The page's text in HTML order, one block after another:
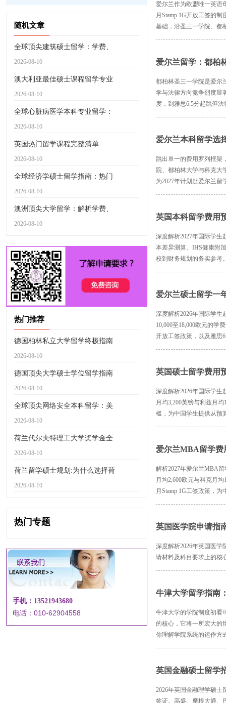
随机文章
全球顶尖建筑硕士留学：学费、
2026-08-10
澳大利亚最佳硕士课程留学专业
2026-08-10
全球心脏病医学本科专业留学：
2026-08-10
英国热门留学课程完整清单
2026-08-10
全球经济学硕士留学指南：热门
2026-08-10
澳洲顶尖大学留学：解析学费、
2026-08-10
热门推荐
德国柏林私立大学留学终极指南
2026-08-10
德国顶尖大学硕士学位留学指南
2026-08-10
全球顶尖网络安全本科留学：美
2026-08-10
荷兰代尔夫特理工大学奖学金全
2026-08-10
荷兰留学硕士规划:为什么选择荷
2026-08-10
热门专题
手机：13521943680
电话：010-62904558
爱尔兰作为欧盟唯一英语
月Stamp 1G开放工签的
基础，沿圣三一学院、都
爱尔兰留学：都柏
都柏林圣三一学院是爱尔
学与法律方向竞争烈度显
度，到雅思6.5分起跳但
爱尔兰本科留学选
跳出单一的费用罗列框架
院、都柏林大学与科克大
为2027年计划赴爱尔兰留
英国本科留学费用
深度解析2027年国际学
本差异测算、IHS健康附
校到财务规划的务实参考
爱尔兰硕士留学一
深度解析2026年国际学生
10,000至18,000欧元的学
开放工签政策，以及雅思
英国硕士留学费用
深度解析2026年国际学生
月均3,200英镑与利兹月
槛，为中国学生提供从预
爱尔兰MBA留学费
解析2027年爱尔兰MBA
月均2,600欧元与科克月
月Stamp 1G工签政策，
英国医学院申请指
深度解析2026年英国医
请材料及科目要求上的核
牛津大学留学指南
牛津大学的学院制度初看
的核心，它将一所宏大的
你理解学院系统的运作方
英国金融硕士留学
2026年英国金融理学硕
签证。高盛、摩根大通、